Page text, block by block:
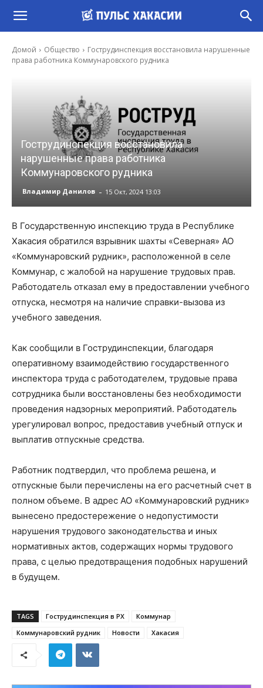
Домой Общество
Гострудинспекция восстановила нарушенные
права работника Коммунаровского рудника
Гострудинспекция восстановила
нарушенные права работника
Коммунаровского рудника
Владимир Данилов - 15 Окт, 2024 13:03
В Государственную инспекцию труда в Республике
Хакасия обратился взрывник шахты «Северная» АО
«Коммунаровский рудник», расположенной в селе
Коммунар, с жалобой на нарушение трудовых прав.
Работодатель отказал ему в предоставлении учебного
отпуска, несмотря на наличие справки-вызова из
учебного заведения.
Как сообщили в Гострудинспекции, благодаря
оперативному взаимодействию государственного
инспектора труда с работодателем, трудовые права
сотрудника были восстановлены без необходимости
проведения надзорных мероприятий. Работодатель
урегулировал вопрос, предоставив учебный отпуск и
выплатив отпускные средства.
Работник подтвердил, что проблема решена, и
отпускные были перечислены на его расчетный счет в
полном объеме. В адрес АО «Коммунаровский рудник»
вынесено предостережение о недопустимости
нарушения трудового законодательства и иных
нормативных актов, содержащих нормы трудового
права, с целью предотвращения подобных нарушений
в будущем.
TAGS Гострудинспекция в РХ
Коммунар
Коммунаровский рудник
Новости Хакасия